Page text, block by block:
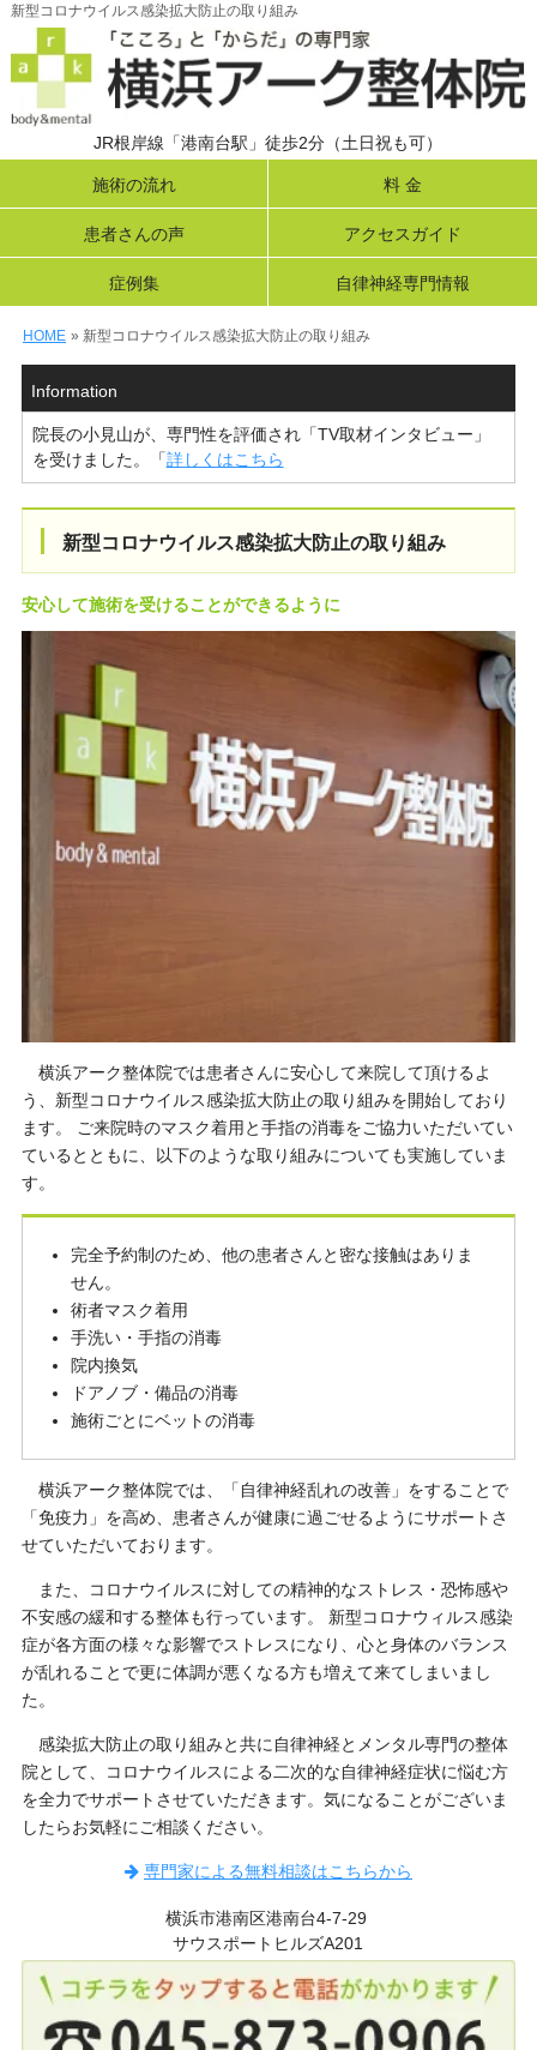
新型コロナウイルス感染拡大防止の取り組み
JR根岸線「港南台駅」徒歩2分（土日祝も可）
施術の流れ 料 金
患者さんの声 アクセスガイド
症例集 自律神経専門情報
HOME » 新型コロナウイルス感染拡大防止の取り組み
Information
院長の小見山が、専門性を評価され「TV取材インタビュー」
を受けました。「詳しくはこちら
新型コロナウイルス感染拡大防止の取り組み
安心して施術を受けることができるように
横浜アーク整体院では患者さんに安心して来院して頂けるよ
う、新型コロナウイルス感染拡大防止の取り組みを開始しており
ます。 ご来院時のマスク着用と手指の消毒をご協力いただいてい
ているとともに、以下のような取り組みについても実施していま
す。
完全予約制のため、他の患者さんと密な接触はありま
せん。
術者マスク着用
手洗い・手指の消毒
院内換気
ドアノブ・備品の消毒
施術ごとにベットの消毒
横浜アーク整体院では、「自律神経乱れの改善」をすることで
「免疫力」を高め、患者さんが健康に過ごせるようにサポートさ
せていただいております。
また、コロナウイルスに対しての精神的なストレス・恐怖感や
不安感の緩和する整体も行っています。 新型コロナウィルス感染
症が各方面の様々な影響でストレスになり、心と身体のバランス
が乱れることで更に体調が悪くなる方も増えて来てしまいまし
た。
感染拡大防止の取り組みと共に自律神経とメンタル専門の整体
院として、コロナウイルスによる二次的な自律神経症状に悩む方
を全力でサポートさせていただきます。気になることがございま
したらお気軽にご相談ください。
専門家による無料相談はこちらから
横浜市港南区港南台4-7-29
サウスポートヒルズA201